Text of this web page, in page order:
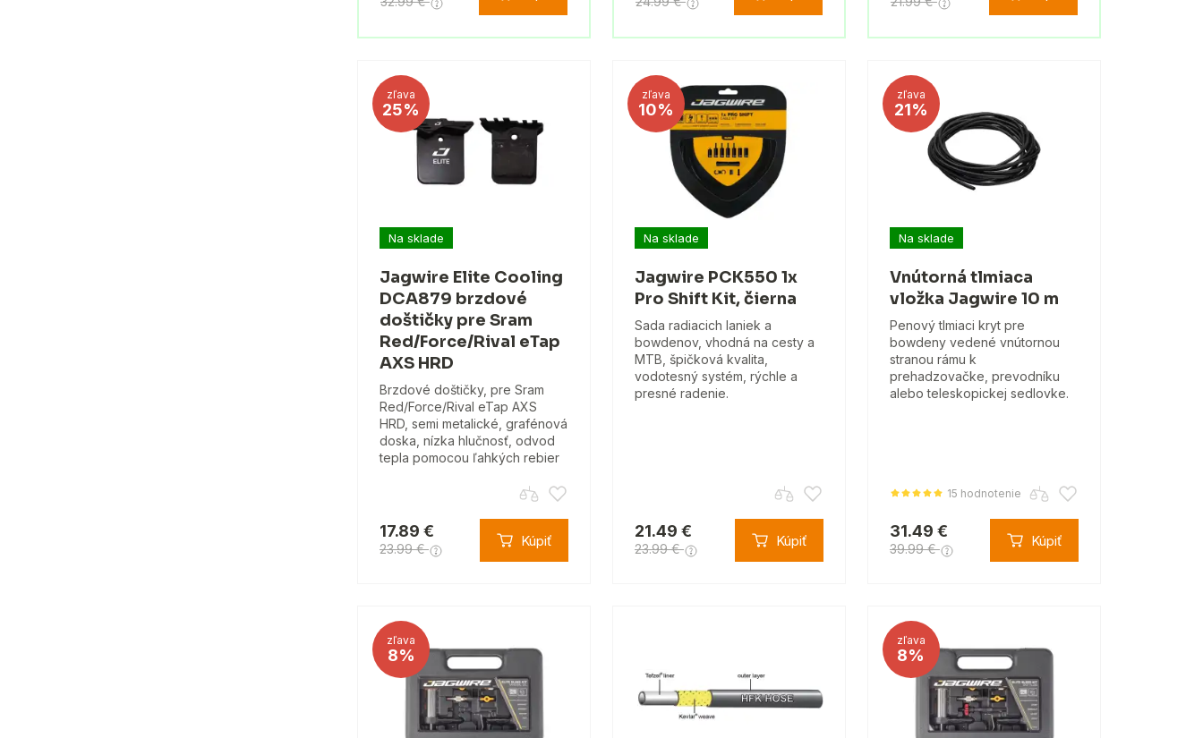
zľava
25%
Na sklade
Jagwire Elite Cooling
DCA879 brzdové
doštičky pre Sram
Red/Force/Rival eTap
AXS HRD
Brzdové doštičky, pre Sram
Red/Force/Rival eTap AXS
HRD, semi metalické, grafénová
doska, nízka hlučnosť, odvod
tepla pomocou ľahkých rebier
17.89 €
23.99 € Kúpiť
zľava
10%
Na sklade
Jagwire PCK550 1x
Pro Shift Kit, čierna
Sada radiacich laniek a
bowdenov, vhodná na cesty a
MTB, špičková kvalita,
vodotesný systém, rýchle a
presné radenie.
21.49 €
23.99 € Kúpiť
zľava
21%
Na sklade
Vnútorná tlmiaca
vložka Jagwire 10 m
Penový tlmiaci kryt pre
bowdeny vedené vnútornou
stranou rámu k
prehadzovačke, prevodníku
alebo teleskopickej sedlovke.
15 hodnotenie
31.49 €
39.99 € Kúpiť
zľava
8%
zľava
8%